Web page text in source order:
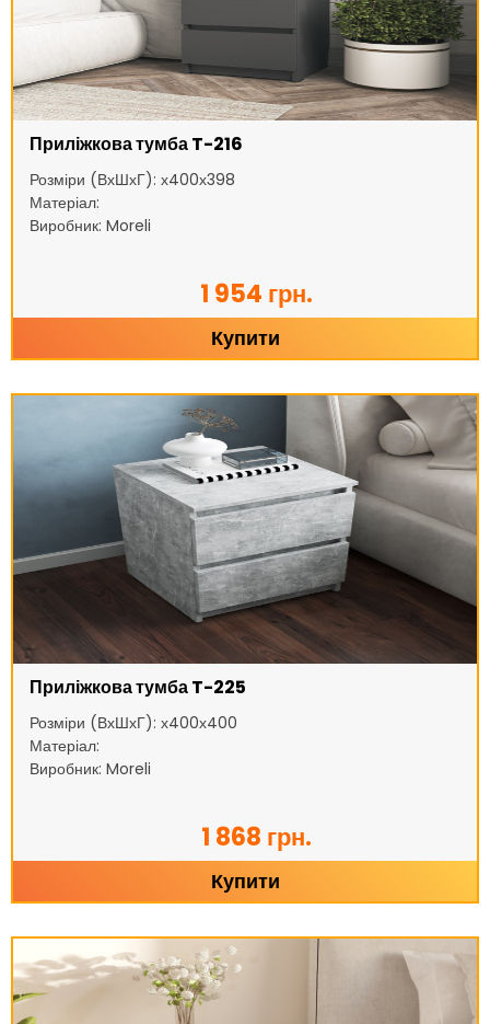
Приліжкова тумба T-216
Розміри (ВхШхГ): х400х398
Матеріал:
Виробник: Moreli
1 954 грн.
Купити
Приліжкова тумба T-225
Розміри (ВхШхГ): х400х400
Матеріал:
Виробник: Moreli
1 868 грн.
Купити